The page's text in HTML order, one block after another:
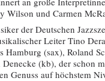
Wilson und Carmen
der Deutschen
Leiter Tino
Hamburg (sax), Roland
(kb), der schon
Genuss auf höchstem